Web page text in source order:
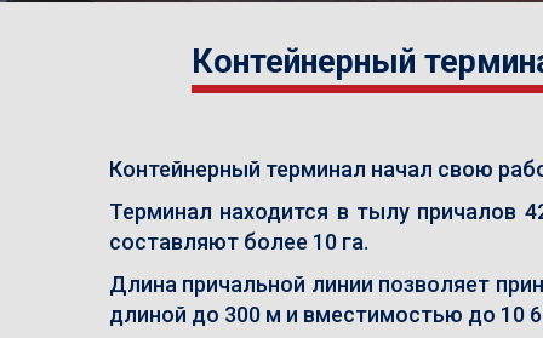
Контейнерный
Контейнерный терминал начал свою
Терминал находится в тылу причалов
составляют более 10 га.
Длина причальной линии позволяет
длиной до 300 м и вместимостью до 10